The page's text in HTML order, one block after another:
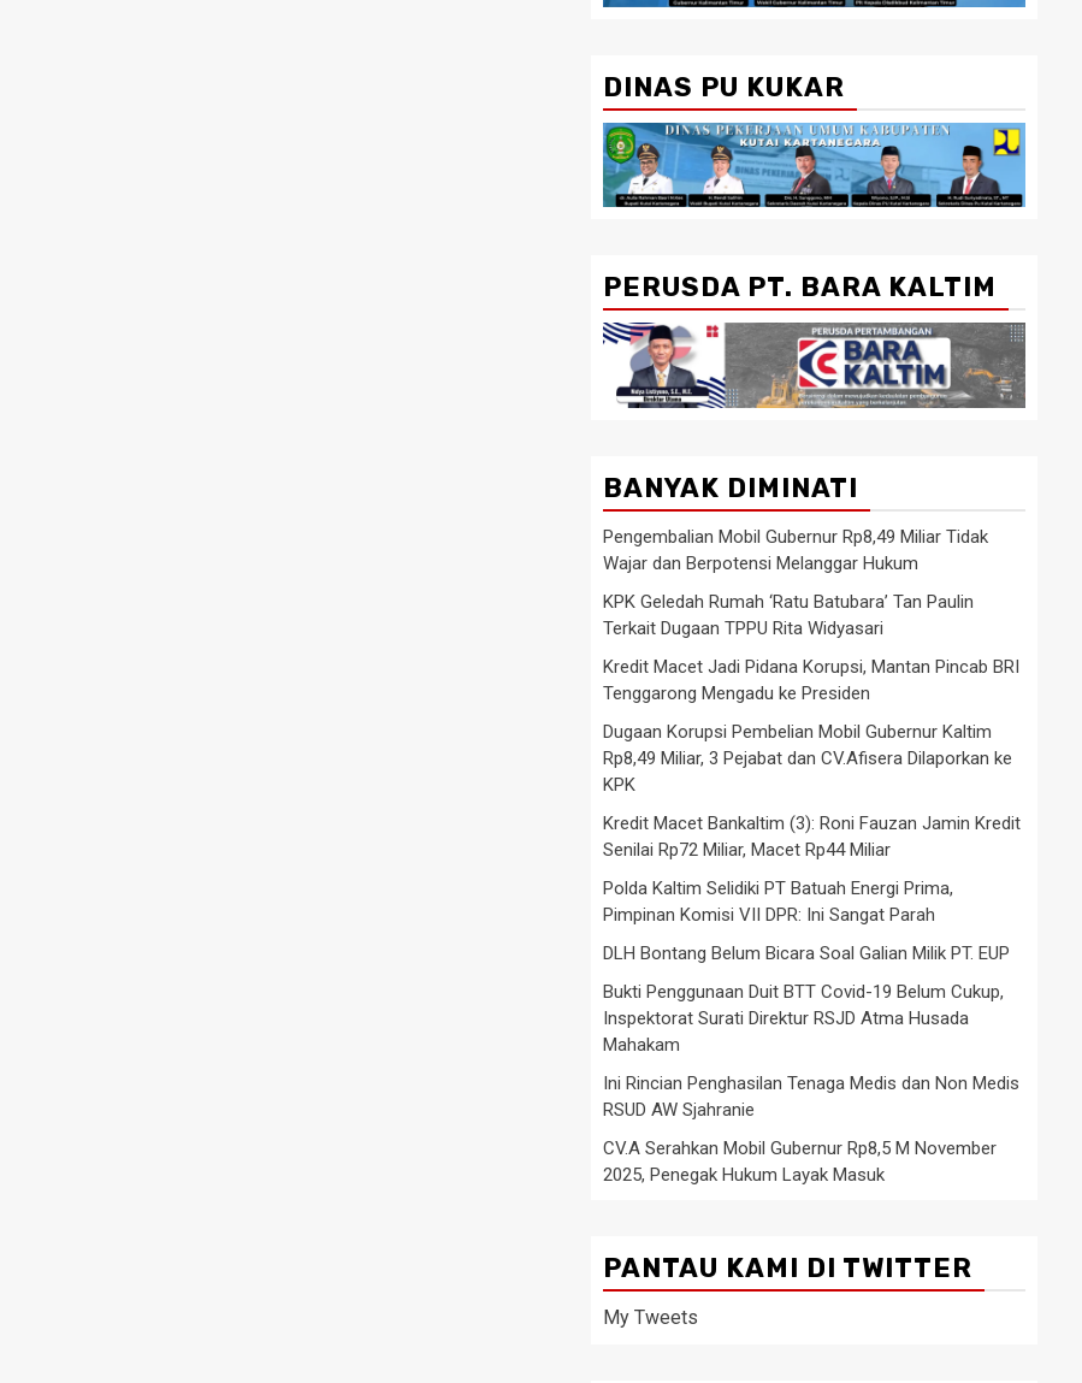
DINAS PU KUKAR
PERUSDA PT. BARA KALTIM
BANYAK DIMINATI
Pengembalian Mobil Gubernur Rp8,49 Miliar Tidak
Wajar dan Berpotensi Melanggar Hukum
KPK Geledah Rumah ‘Ratu Batubara’ Tan Paulin
Terkait Dugaan TPPU Rita Widyasari
Kredit Macet Jadi Pidana Korupsi, Mantan Pincab BRI
Tenggarong Mengadu ke Presiden
Dugaan Korupsi Pembelian Mobil Gubernur Kaltim
Rp8,49 Miliar, 3 Pejabat dan CV.Afisera Dilaporkan ke
KPK
Kredit Macet Bankaltim (3): Roni Fauzan Jamin Kredit
Senilai Rp72 Miliar, Macet Rp44 Miliar
Polda Kaltim Selidiki PT Batuah Energi Prima,
Pimpinan Komisi VII DPR: Ini Sangat Parah
DLH Bontang Belum Bicara Soal Galian Milik PT. EUP
Bukti Penggunaan Duit BTT Covid-19 Belum Cukup,
Inspektorat Surati Direktur RSJD Atma Husada
Mahakam
Ini Rincian Penghasilan Tenaga Medis dan Non Medis
RSUD AW Sjahranie
CV.A Serahkan Mobil Gubernur Rp8,5 M November
2025, Penegak Hukum Layak Masuk
PANTAU KAMI DI TWITTER
My Tweets